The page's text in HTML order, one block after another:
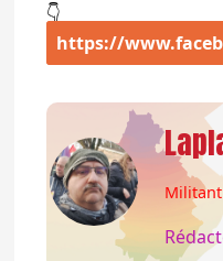
👇
https://
Militant